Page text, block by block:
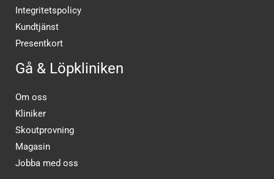
Integritetspolicy
Kundtjänst
Presentkort
Gå & Löpkliniken
Om oss
Kliniker
Skoutprovning
Magasin
Jobba med oss